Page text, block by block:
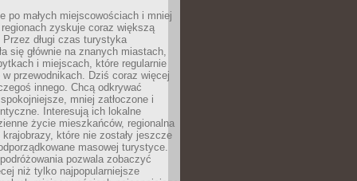
po małych miejscowościach i mniej
zyskuje coraz większą
Przez długi czas turystyka
się głównie na znanych miastach,
i miejscach, które regularnie
w przewodnikach. Dziś coraz więcej
innego. Chcą odkrywać
mniej zatłoczone i
Interesują ich lokalne
życie mieszkańców, regionalna
krajobrazy, które nie zostały jeszcze
masowej turystyce.
pozwala zobaczyć
niż tylko najpopularniejsze